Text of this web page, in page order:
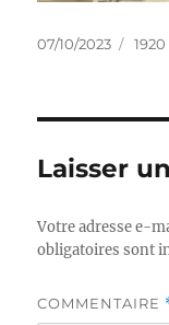
Publié
07/10/2023 1920
Laisser
Votre adresse e-
obligatoires sont
COMMENTAIRE